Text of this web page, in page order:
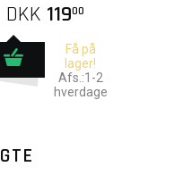
DKK 11900
Få på
lager!
Afs.:1-2
hverdage